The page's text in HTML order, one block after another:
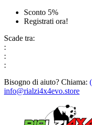
Sconto 5%
Registrati ora!
Scade tra:
:
:
:
Bisogno di aiuto? Chiama:
info@rialzi4x4evo.store